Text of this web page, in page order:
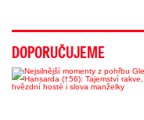
DOPORUČUJEME